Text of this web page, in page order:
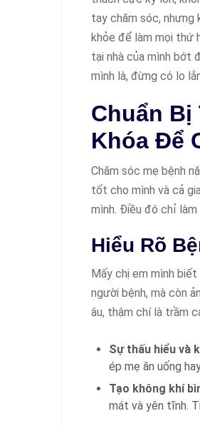
tay chăm sóc, nhưng
khỏe để làm mọi thứ
tại nhà của mình bớt
mình là, đừng có lo
Chuẩn Bị
Khóa Để
Chăm sóc mẹ bệnh
tốt cho mình và cả
mình. Điều đó chỉ
Hiểu Rõ
Mấy chị em mình
người bệnh, mà còn
âu, thậm chí là trầm
Sự thấu hiểu và
ép mẹ ăn uống
Tạo không khí
mát và yên tĩnh.